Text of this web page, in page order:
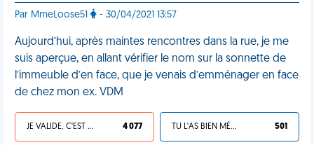
Par MmeLoose51 - 30/04/2021 13:57
Aujourd’hui, après maintes rencontres dans la rue, je me
suis aperçue, en allant vérifier le nom sur la sonnette de
l’immeuble d’en face, que je venais d’emménager en face
de chez mon ex. VDM
JE VALIDE, C'EST UNE VDM 4 077 TU L'AS BIEN MÉRITÉ 501